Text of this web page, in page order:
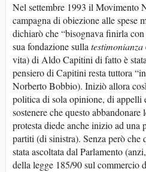
Nel settembre 1993 il Movimento
campagna di obiezione alle
dichiarò che “bisognava finirla
sua fondazione sullatestimonianza
vita) di Aldo Capitini di fatto è
pensiero di Capitini resta tuttora
Norberto Bobbio). Iniziò allora
politica di sola opinione, di appelli
sostenere che questo
protesta diede anche inizio ad
partiti (di sinistra). Senza però che
stata ascoltata dal Parlamento
della legge 185/90 sul commercio